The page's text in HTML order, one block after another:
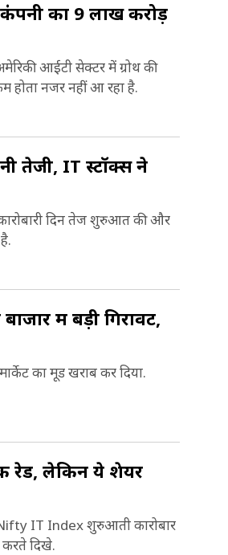
का 9 लाख करोड़
आईटी सेक्टर में ग्रोथ की
होता नजर नहीं आ रहा है.
तेजी, IT स्टॉक्स ने
दिन तेज शुरुआत की और
में बड़ी गिरावट,
का मूड खराब कर दिया.
रेड, लेकिन ये शेयर
IT Index शुरुआती कारोबार
करते दिखे.